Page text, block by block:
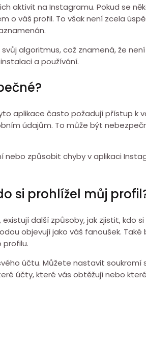
aktivit na Instagramu. Pokud se
o váš profil. To však není zcela
algoritmus, což znamená, že
a používání.
aplikace často požadují přístup k
údajům. To může být
způsobit chyby v aplikaci
si prohlížel můj
další způsoby, jak zjistit, kdo
objevují jako váš fanoušek.
profilu.
účtu. Můžete nastavit
účty, které vás obtěžují nebo